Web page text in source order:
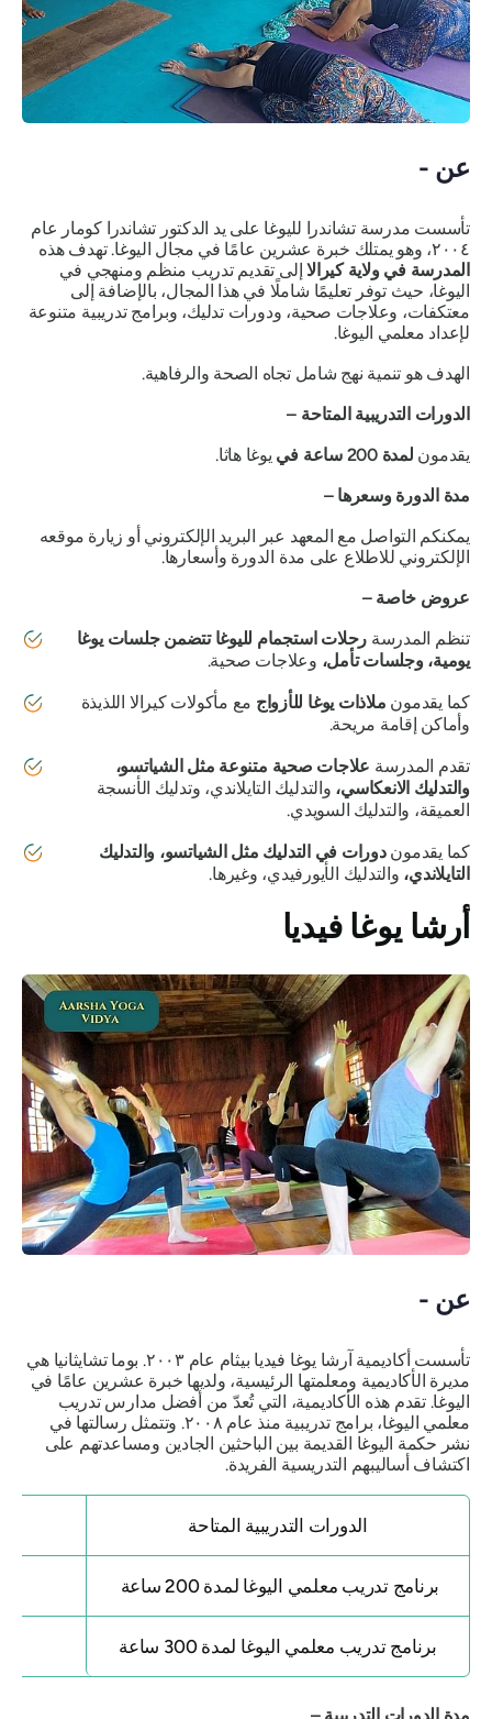
عن -
تأسست مدرسة تشاندرا لليوغا على يد الدكتور تشاندرا كومار عام
٢٠٠٤، وهو يمتلك خبرة عشرين عامًا في مجال اليوغا. تهدف هذه
المدرسة في ولاية كيرالا إلى تقديم تدريب منظم ومنهجي في
اليوغا، حيث توفر تعليمًا شاملًا في هذا المجال، بالإضافة إلى
معتكفات، وعلاجات صحية، ودورات تدليك، وبرامج تدريبية متنوعة
لإعداد معلمي اليوغا.
الهدف هو تنمية نهج شامل تجاه الصحة والرفاهية.
الدورات التدريبية المتاحة –
يقدمونلمدة 200 ساعة في
يوغا هاثا.
مدة الدورة وسعرها –
يمكنكم التواصل مع المعهد عبر البريد الإلكتروني أو زيارة موقعه
الإلكتروني للاطلاع على مدة الدورة وأسعارها.
عروض خاصة –
تنظم المدرسةرحلات استجمام لليوغا تتضمن جلسات يوغا
يومية، وجلسات تأمل،وعلاجات صحية.
كما يقدمونملاذات يوغا للأزواجمع مأكولات كيرالا اللذيذة
وأماكن إقامة مريحة.
تقدم المدرسةعلاجات صحية متنوعة مثل الشياتسو،
والتدليك الانعكاسي،والتدليك التايلاندي، وتدليك الأنسجة
العميقة، والتدليك السويدي.
كما يقدموندورات في التدليك مثل الشياتسو، والتدليك
التايلاندي،والتدليك الأيورفيدي، وغيرها.
أرشا يوغا فيديا
عن -
تأسست أكاديمية آرشا يوغا فيديا بيثام عام ٢٠٠٣. بوما تشايثانيا هي
مديرة الأكاديمية ومعلمتها الرئيسية، ولديها خبرة عشرين عامًا في
اليوغا. تقدم هذه الأكاديمية، التي تُعدّ من أفضل مدارس تدريب
معلمي اليوغا، برامج تدريبية منذ عام ٢٠٠٨. وتتمثل رسالتها في
نشر حكمة اليوغا القديمة بين الباحثين الجادين ومساعدتهم على
اكتشاف أساليبهم التدريسية الفريدة.
الدورات التدريبية المتاحة
برنامج تدريب معلمي اليوغا لمدة 200 ساعة
برنامج تدريب معلمي اليوغا لمدة 300 ساعة